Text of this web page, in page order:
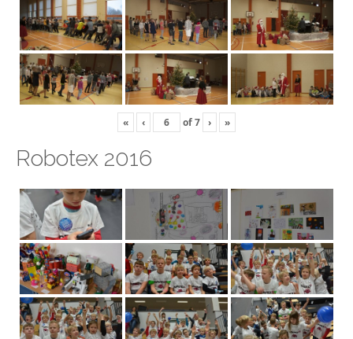
« ‹ of7 › »
Robotex 2016